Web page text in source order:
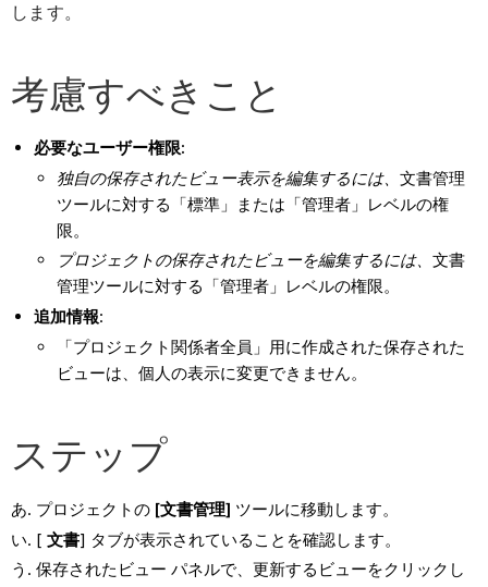
します。
考慮すべきこと
必要なユーザー権限:
独自の保存されたビュー表示を編集するには、文書管理
ツールに対する「標準」または「管理者」レベルの権
限。
プロジェクトの保存されたビューを編集するには、文書
管理ツールに対する「管理者」レベルの権限。
追加情報:
「プロジェクト関係者全員」用に作成された保存された
ビューは、個人の表示に変更できません。
ステップ
プロジェクトの [文書管理] ツールに移動します。
[ 文書] タブが表示されていることを確認します。
保存されたビュー パネルで、更新するビューをクリックし